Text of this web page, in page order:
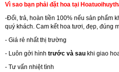
Vì sao bạn phải đặt hoa tại
-Đổi, trả, hoàn tiền 100% nếu sản phẩm
quý khách. Cam kết hoa tươi, đẹp, đúng
- Giá rẻ nhất thị trường
- Luôn gởi hình trước và sau khi giao
- Tư vấn nhiệt tình